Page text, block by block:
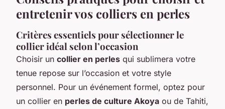
entretenir vos colliers en perles
Critères essentiels pour sélectionner le
collier idéal selon l’occasion
Choisir un collier en perles qui sublimera votre
tenue repose sur l’occasion et votre style
personnel. Pour un événement formel, optez pour
un collier en perles de culture Akoya ou de Tahiti,